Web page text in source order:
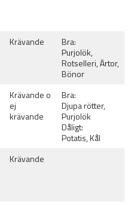
Krävande
Bra:
Purjolök,
Rotselleri, Ärtor,
Bönor
Krävande o
ej
krävande
Bra:
Djupa rötter,
Purjolök
Dåligt:
Potatis, Kål
Krävande